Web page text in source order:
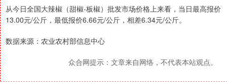
从今日全国大辣椒（甜椒-板椒）批发市场价格上来看，当日最高报价
13.00元/公斤，最低报价6.66元/公斤，相差6.34元/公斤。
数据来源：农业农村部信息中心
众合网提示：文章来自网络，不代表本站观点。